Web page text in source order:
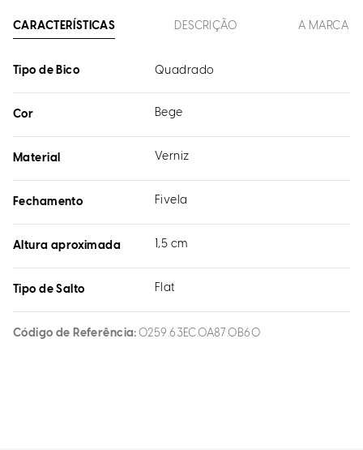
CARACTERÍSTICAS DESCRIÇÃO A MARCA
Tipo de Bico Quadrado
Cor Bege
Material Verniz
Fechamento Fivela
Altura aproximada 1,5 cm
Tipo de Salto Flat
Código de Referência 0259.63EC.0A87.0B60